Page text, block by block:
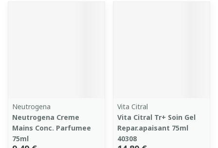
Neutrogena
Neutrogena Creme
Mains Conc. Parfumee
75ml
Vita Citral
Vita Citral Tr+ Soin Gel
Repar.apaisant 75ml
40308